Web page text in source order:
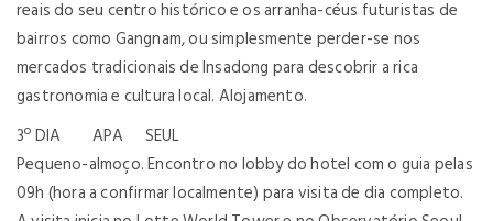
reais do seu centro histórico e os arranha-céus futuristas de
bairros como Gangnam, ou simplesmente perder-se nos
mercados tradicionais de Insadong para descobrir a rica
gastronomia e cultura local. Alojamento.
3º DIA APA SEUL
Pequeno-almoço. Encontro no lobby do hotel com o guia pelas
09h (hora a confirmar localmente) para visita de dia completo.